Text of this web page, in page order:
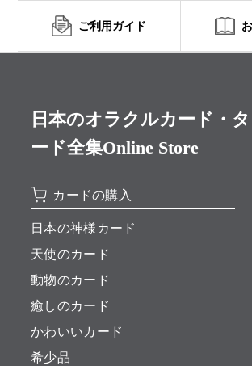
ご利用ガイド
日本のオラクルカード・
ード全集Online Store
カードの購入
日本の神様カード
天使のカード
動物のカード
癒しのカード
かわいいカード
希少品